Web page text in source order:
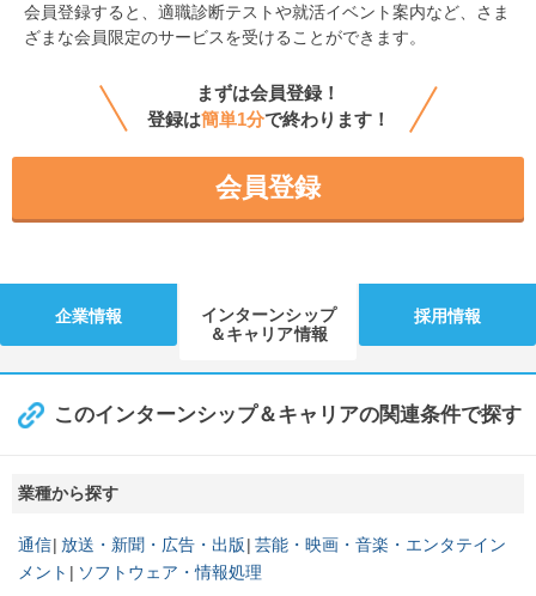
会員登録すると、 適職診断テストや就活イベント案内など、さま
ざまな会員限定のサービスを受けることができます。
まずは会員登録！
登録は簡単1分で終わります！
会員登録
企業情報
インターンシップ
＆キャリア情報
採用情報
このインターンシップ＆キャリアの関連条件で探す
業種から探す
通信 放送・新聞・広告・出版 芸能・映画・音楽・エンタテイン
メント
ソフトウェア・情報処理